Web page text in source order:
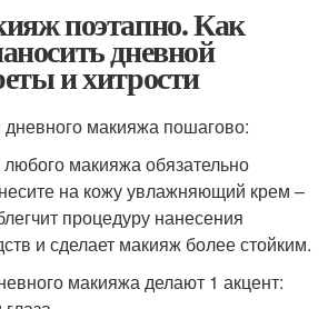
поэтапно. Как
дневной
и хитрости
макияжа пошагово:
макияжа обязательно
на кожу увлажняющий крем –
процедуру нанесения
и сделает макияж более стойким.
макияжа делают 1 акцент: